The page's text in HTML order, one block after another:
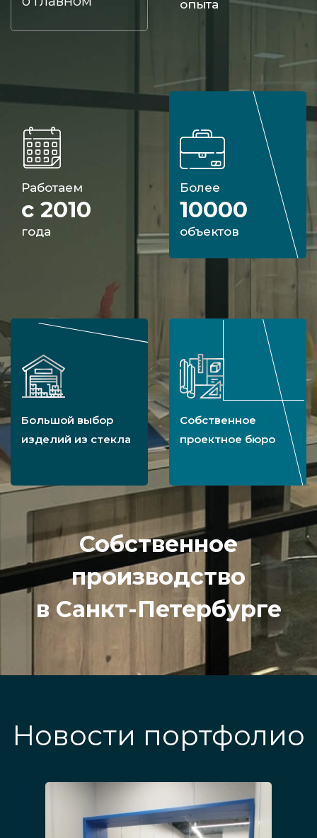
опыта
Работаем
с 2010
года
Более
10000
объектов
Большой выбор
изделий из стекла
Собственное
проектное бюро
Собственное
производство
в Санкт-Петербурге
Новости портфолио